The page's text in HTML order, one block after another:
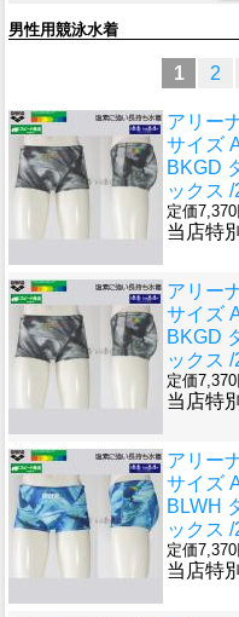
男性用競泳水着
1 2
アリー
サイズ
BKGD
ックス
定価
当店特
アリー
サイズ
BKGD
ックス
定価
当店特
アリー
サイズ
BLWH
ックス
定価
当店特